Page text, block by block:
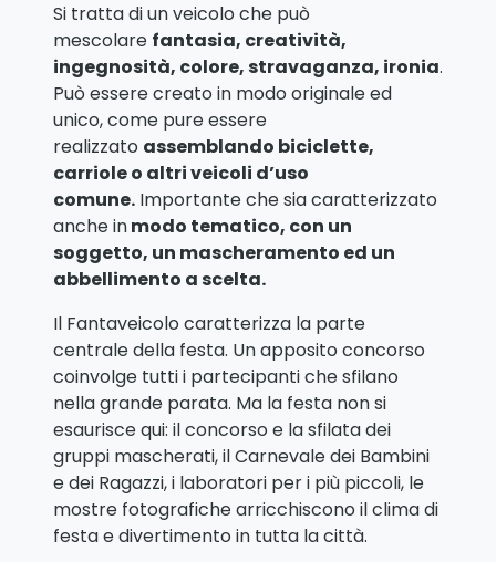
Si tratta di un veicolo che può
mescolare fantasia, creatività,
ingegnosità, colore, stravaganza, ironia.
Può essere creato in modo originale ed
unico, come pure essere
realizzato assemblando biciclette,
carriole o altri veicoli d’uso
comune. Importante che sia caratterizzato
anche inmodo tematico, con un
soggetto, un mascheramento ed un
abbellimento a scelta.
Il Fantaveicolo caratterizza la parte
centrale della festa. Un apposito concorso
coinvolge tutti i partecipanti che sfilano
nella grande parata. Ma la festa non si
esaurisce qui: il concorso e la sfilata dei
gruppi mascherati, il Carnevale dei Bambini
e dei Ragazzi, i laboratori per i più piccoli, le
mostre fotografiche arricchiscono il clima di
festa e divertimento in tutta la città.